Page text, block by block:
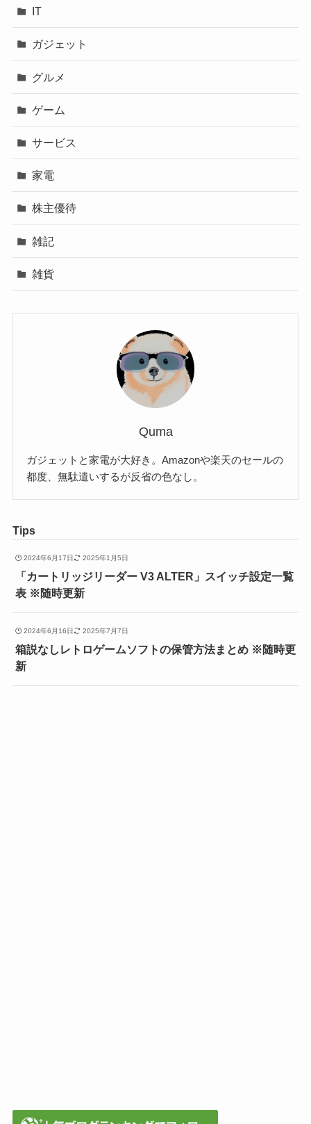
IT
ガジェット
グルメ
ゲーム
サービス
家電
株主優待
雑記
雑貨
Quma
ガジェットと家電が大好き。Amazonや楽天のセールの
都度、無駄遣いするが反省の色なし。
Tips
2024年6月17日 2025年1月5日
「カートリッジリーダー V3 ALTER」スイッチ設定一覧
表 ※随時更新
2024年6月16日 2025年7月7日
箱説なしレトロゲームソフトの保管方法まとめ ※随時更
新